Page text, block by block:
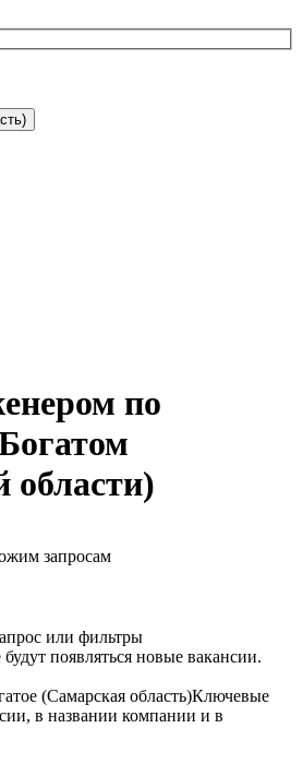
по
области)
запросам
или фильтры
появляться новые вакансии.
(Самарская область)Ключевые
в названии компании и в